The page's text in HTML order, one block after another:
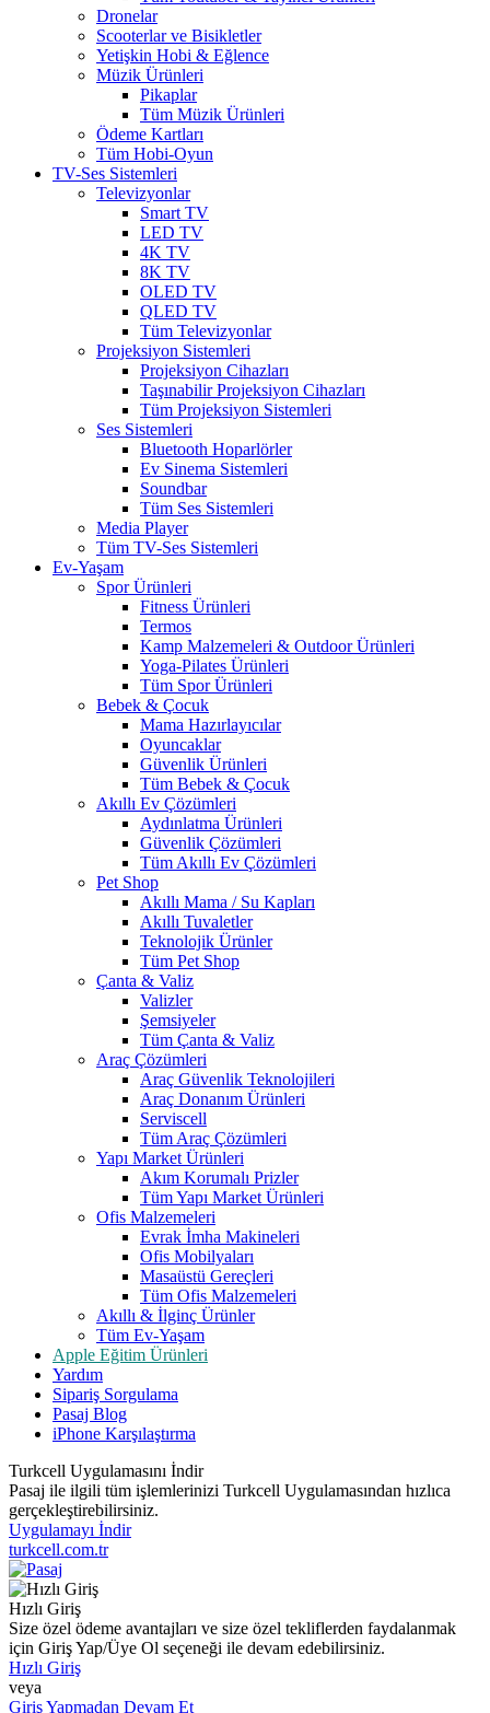
Dronelar
Scooterlar ve Bisikletler
Yetişkin Hobi & Eğlence
Müzik Ürünleri
Pikaplar
Tüm Müzik Ürünleri
Ödeme Kartları
Tüm Hobi-Oyun
TV-Ses Sistemleri
Televizyonlar
Smart TV
LED TV
4K TV
8K TV
OLED TV
QLED TV
Tüm Televizyonlar
Projeksiyon Sistemleri
Projeksiyon Cihazları
Taşınabilir Projeksiyon Cihazları
Tüm Projeksiyon Sistemleri
Ses Sistemleri
Bluetooth Hoparlörler
Ev Sinema Sistemleri
Soundbar
Tüm Ses Sistemleri
Media Player
Tüm TV-Ses Sistemleri
Ev-Yaşam
Spor Ürünleri
Fitness Ürünleri
Termos
Kamp Malzemeleri & Outdoor Ürünleri
Yoga-Pilates Ürünleri
Tüm Spor Ürünleri
Bebek & Çocuk
Mama Hazırlayıcılar
Oyuncaklar
Güvenlik Ürünleri
Tüm Bebek & Çocuk
Akıllı Ev Çözümleri
Aydınlatma Ürünleri
Güvenlik Çözümleri
Tüm Akıllı Ev Çözümleri
Pet Shop
Akıllı Mama / Su Kapları
Akıllı Tuvaletler
Teknolojik Ürünler
Tüm Pet Shop
Çanta & Valiz
Valizler
Şemsiyeler
Tüm Çanta & Valiz
Araç Çözümleri
Araç Güvenlik Teknolojileri
Araç Donanım Ürünleri
Serviscell
Tüm Araç Çözümleri
Yapı Market Ürünleri
Akım Korumalı Prizler
Tüm Yapı Market Ürünleri
Ofis Malzemeleri
Evrak İmha Makineleri
Ofis Mobilyaları
Masaüstü Gereçleri
Tüm Ofis Malzemeleri
Akıllı & İlginç Ürünler
Tüm Ev-Yaşam
Apple Eğitim Ürünleri
Yardım
Sipariş Sorgulama
Pasaj Blog
iPhone Karşılaştırma
Turkcell Uygulamasını İndir
Pasaj ile ilgili tüm işlemlerinizi Turkcell Uygulamasından hızlıca
gerçekleştirebilirsiniz.
Uygulamayı İndir
turkcell.com.tr
Hızlı Giriş
Size özel ödeme avantajları ve size özel tekliflerden faydalanmak
için Giriş Yap/Üye Ol seçeneği ile devam edebilirsiniz.
Hızlı Giriş
veya
Giriş Yapmadan Devam Et